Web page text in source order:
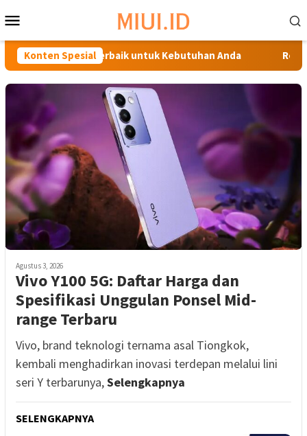
ke
kontenMobile
Konten Spesial
Memilih HP Terbaik untuk Kebutuhan Anda
Agustus 3, 2026
Vivo Y100 5G: Daftar Harga dan
Spesifikasi Unggulan Ponsel Mid-
range Terbaru
Vivo, brand teknologi ternama asal Tiongkok,
kembali menghadirkan inovasi terdepan melalui lini
seri Y terbarunya,Selengkapnya
SELENGKAPNYA